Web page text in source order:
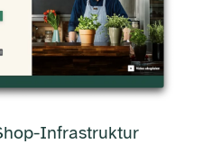
Infrastruktur